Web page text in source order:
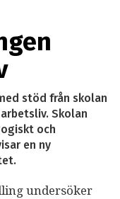
stöd från skolan
Skolan
och
en ny
undersöker